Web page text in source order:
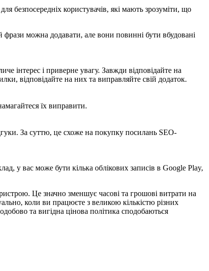
безпосередніх користувачів, які мають зрозуміти, що
можна додавати, але вони повинні бути вбудовані
інтерес і приверне увагу. Завжди відповідайте на
відповідайте на них та виправляйте свій додаток.
їх виправити.
За суттю, це схоже на покупку посилань SEO-
у вас може бути кілька облікових записів в Google Play,
Це значно зменшує часові та грошові витрати на
коли ви працюєте з великою кількістю різних
та вигідна цінова політика сподобаються